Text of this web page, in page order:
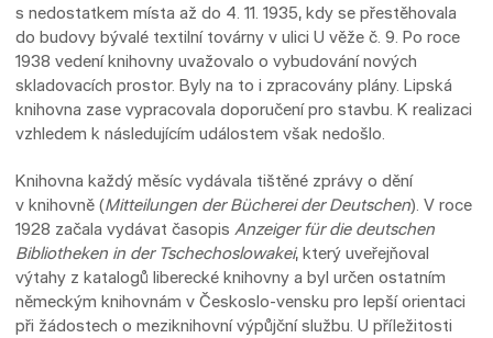
s nedostatkem místa až do 4. 11. 1935, kdy se přestěhovala
do budovy bývalé textilní továrny v ulici U věže č. 9. Po roce
1938 vedení knihovny uvažovalo o vybudování nových
skladovacích prostor. Byly na to i zpracovány plány. Lipská
knihovna zase vypracovala doporučení pro stavbu. K realizaci
vzhledem k následujícím událostem však nedošlo.
Knihovna každý měsíc vydávala tištěné zprávy o dění
v knihovně (Mitteilungen der Bücherei der Deutschen). V roce
1928 začala vydávat časopisAnzeiger für die deutschen
Bibliotheken in der Tschechoslowakei, který uveřejňoval
výtahy z katalogů liberecké knihovny a byl určen ostatním
německým knihovnám v Českoslo-vensku pro lepší orientaci
při žádostech o meziknihovní výpůjční službu. U příležitosti